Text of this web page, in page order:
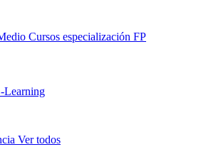
Cursos especialización FP
Learning
Ver todos